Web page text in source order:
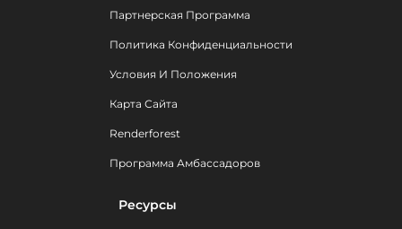
Партнерская Программа
Политика Конфиденциальности
Условия И Положения
Карта Сайта
Renderforest
Программа Амбассадоров
Ресурсы